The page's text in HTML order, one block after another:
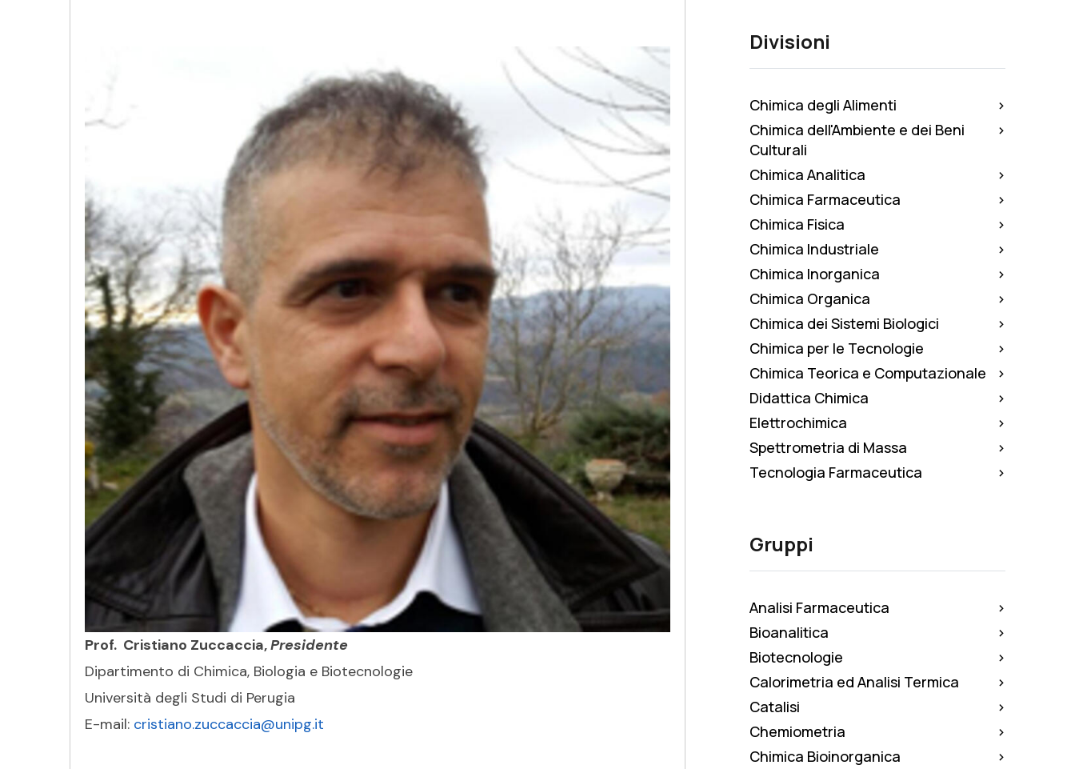
Prof. Cristiano Zuccaccia,Presidente
Dipartimento di Chimica, Biologia e Biotecnologie
Università degli Studi di Perugia
E-mail: cristiano.zuccaccia@unipg.it
Divisioni
Chimica degli Alimenti
Chimica dell'Ambiente e dei Beni
Culturali
Chimica Analitica
Chimica Farmaceutica
Chimica Fisica
Chimica Industriale
Chimica Inorganica
Chimica Organica
Chimica dei Sistemi Biologici
Chimica per le Tecnologie
Chimica Teorica e Computazionale
Didattica Chimica
Elettrochimica
Spettrometria di Massa
Tecnologia Farmaceutica
Gruppi
Analisi Farmaceutica
Bioanalitica
Biotecnologie
Calorimetria ed Analisi Termica
Catalisi
Chemiometria
Chimica Bioinorganica